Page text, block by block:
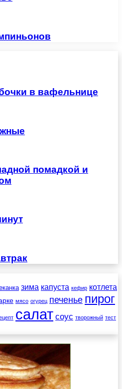
в вафельнице
помадкой и
зима капуста кефир котлета
мясо огурец печенье пирог
салат соус творожный тест